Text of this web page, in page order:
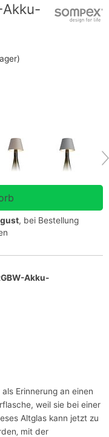
Akku-
, bei Bestellung
Akku-
Erinnerung an einen
weil sie bei einer
Altglas kann jetzt zu
mit der